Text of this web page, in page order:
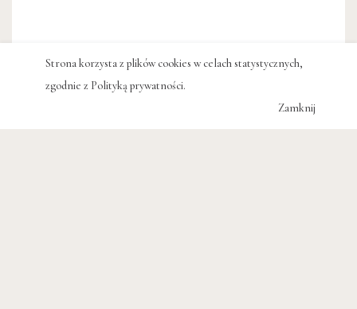
Strona korzysta z plików cookies w celach statystycznych,
zgodnie z Polityką prywatności.
Zamknij